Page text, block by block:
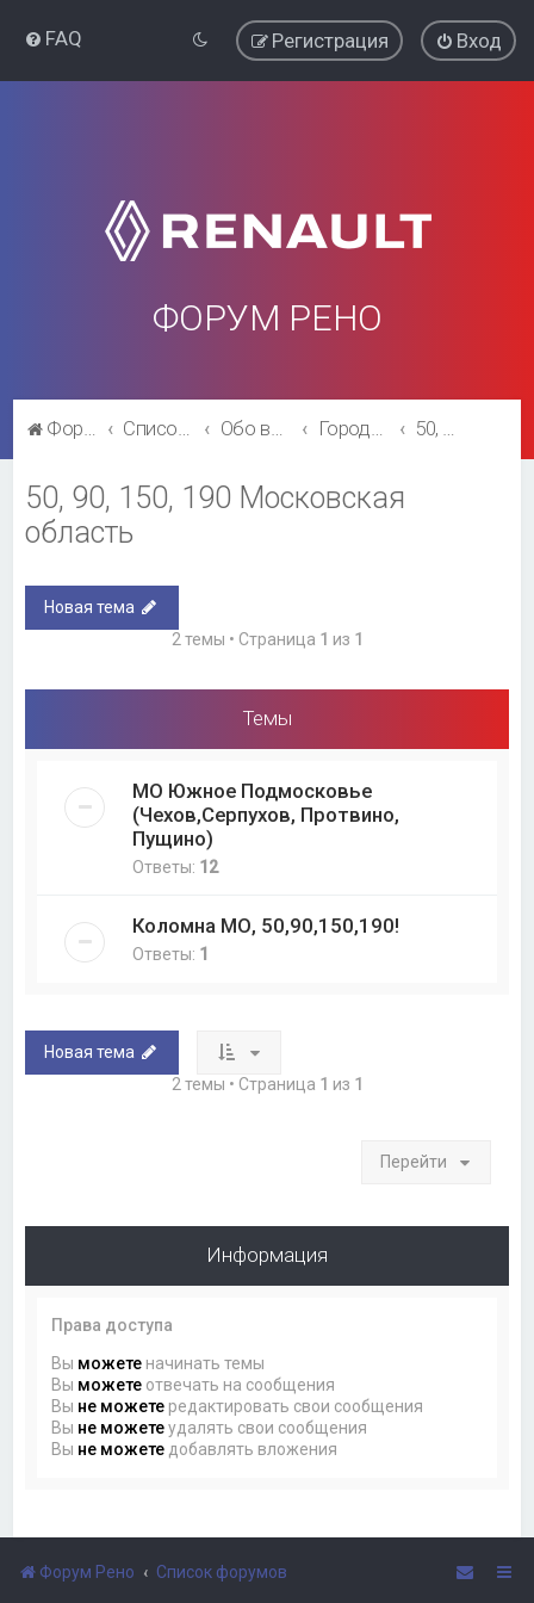
FAQ Вход
Регистрация
ФОРУМ РЕНО
Форум Рено Список форумов Обо всём остальном Города и регионы. 50, 90, 150, 190 Московская область
50, 90, 150, 190 Московская
область
Новая тема
2 темы • Страница 1 из 1
Темы
МО Южное Подмосковье
(Чехов,Серпухов, Протвино,
Пущино)
Ответы: 12
Коломна МО, 50,90,150,190!
Ответы: 1
Новая тема
2 темы • Страница 1 из 1
Перейти
Информация
Права доступа
Вы можете начинать темы
Вы можете отвечать на сообщения
Вы не можете редактировать свои сообщения
Вы не можетеудалять свои сообщения
Вы не можете добавлять вложения
Форум Рено Список форумов